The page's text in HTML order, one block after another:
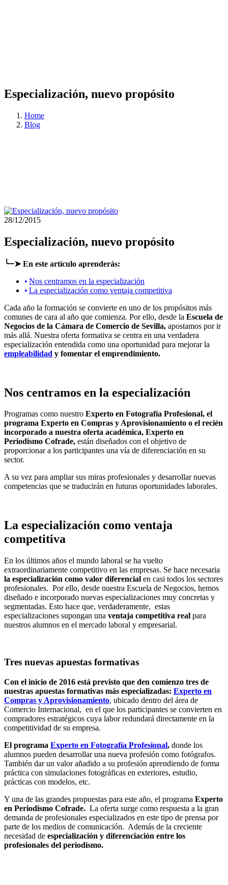
Especialización, nuevo propósito
Home
Blog
28/12/2015
Especialización, nuevo propósito
╰┈➤ En este artículo aprenderás:
Nos centramos en la especialización
La especialización como ventaja competitiva
Cada año la formación se convierte en uno de los propósitos más
comunes de cara al año que comienza. Por ello, desde la Escuela de
Negocios de la Cámara de Comercio de Sevilla, apostamos por ir
más allá. Nuestra oferta formativa se centra en una verdadera
especialización entendida como una oportunidad para mejorar la
empleabilidad y fomentar el emprendimiento.
Nos centramos en la especialización
Programas como nuestro Experto en Fotografía Profesional, el
programa Experto en Compras y Aprovisionamiento o el recién
incorporado a nuestra oferta académica, Experto en
Periodismo Cofrade, están diseñados con el objetivo de
proporcionar a los participantes una vía de diferenciación en su
sector.
A su vez para ampliar sus miras profesionales y desarrollar nuevas
competencias que se traducirán en futuras oportunidades laborales.
La especialización como ventaja
competitiva
En los últimos años el mundo laboral se ha vuelto
extraordinariamente competitivo en las empresas. Se hace necesaria
la especialización como valor diferencial en casi todos los sectores
profesionales. Por ello, desde nuestra Escuela de Negocios, hemos
diseñado e incorporado nuevas especializaciones muy concretas y
segmentadas. Esto hace que, verdaderamente, estas
especializaciones supongan una ventaja competitiva real para
nuestros alumnos en el mercado laboral y empresarial.
Tres nuevas apuestas formativas
Con el inicio de 2016 está previsto que den comienzo tres de
nuestras apuestas formativas más especializadas: Experto en
Compras y Aprovisionamiento, ubicado dentro del área de
Comercio Internacional, en el que los participantes se convierten en
compradores estratégicos cuya labor redundará directamente en la
competitividad de su empresa.
El programa Experto en Fotografía Profesional, donde los
alumnos pueden desarrollar una nueva profesión como fotógrafos.
También dar un valor añadido a su profesión aprendiendo de forma
práctica con simulaciones fotográficas en exteriores, estudio,
prácticas con modelos, etc.
Y una de las grandes propuestas para este año, el programa Experto
en Periodismo Cofrade. La oferta surge como respuesta a la gran
demanda de profesionales especializados en este tipo de prensa por
parte de los medios de comunicación. Además de la creciente
necesidad de especialización y diferenciación entre los
profesionales del periodismo.